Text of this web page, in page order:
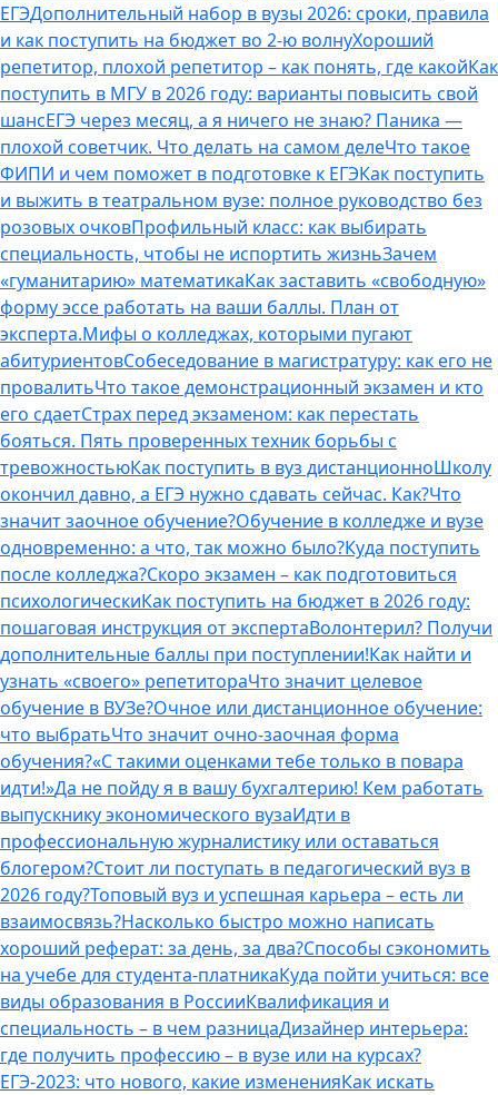
ЕГЭДополнительный набор в вузы 2026: сроки, правила
и как поступить на бюджет во 2‑ю волнуХороший
репетитор, плохой репетитор – как понять, где какойКак
поступить в МГУ в 2026 году: варианты повысить свой
шансЕГЭ через месяц, а я ничего не знаю? Паника —
плохой советчик. Что делать на самом делеЧто такое
ФИПИ и чем поможет в подготовке к ЕГЭКак поступить
и выжить в театральном вузе: полное руководство без
розовых очковПрофильный класс: как выбирать
специальность, чтобы не испортить жизньЗачем
«гуманитарию» математикаКак заставить «свободную»
форму эссе работать на ваши баллы. План от
эксперта.Мифы о колледжах, которыми пугают
абитуриентовСобеседование в магистратуру: как его не
провалитьЧто такое демонстрационный экзамен и кто
его сдаетСтрах перед экзаменом: как перестать
бояться. Пять проверенных техник борьбы с
тревожностьюКак поступить в вуз дистанционноШколу
окончил давно, а ЕГЭ нужно сдавать сейчас. Как?Что
значит заочное обучение?Обучение в колледже и вузе
одновременно: а что, так можно было?Куда поступить
после колледжа?Скоро экзамен – как подготовиться
психологическиКак поступить на бюджет в 2026 году:
пошаговая инструкция от экспертаВолонтерил? Получи
дополнительные баллы при поступлении!Как найти и
узнать «своего» репетитораЧто значит целевое
обучение в ВУЗе?Очное или дистанционное обучение:
что выбратьЧто значит очно-заочная форма
обучения?«С такими оценками тебе только в повара
идти!»Да не пойду я в вашу бухгалтерию! Кем работать
выпускнику экономического вузаИдти в
профессиональную журналистику или оставаться
блогером?Стоит ли поступать в педагогический вуз в
2026 году?Топовый вуз и успешная карьера – есть ли
взаимосвязь?Насколько быстро можно написать
хороший реферат: за день, за два?Способы сэкономить
на учебе для студента-платникаКуда пойти учиться: все
виды образования в РоссииКвалификация и
специальность – в чем разницаДизайнер интерьера:
где получить профессию – в вузе или на курсах?
ЕГЭ-2023: что нового, какие измененияКак искать